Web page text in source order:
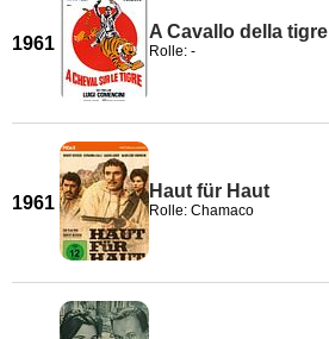
1961
A Cavallo della tigre
Rolle: -
1961
Haut für Haut
Rolle: Chamaco